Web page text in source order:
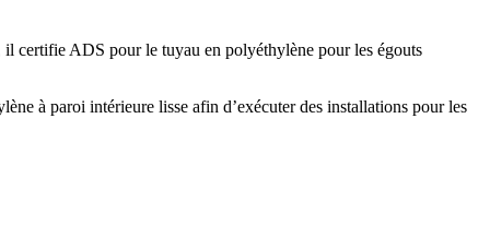
certifie ADS pour le tuyau en polyéthylène pour les égouts
à paroi intérieure lisse afin d’exécuter des installations pour les